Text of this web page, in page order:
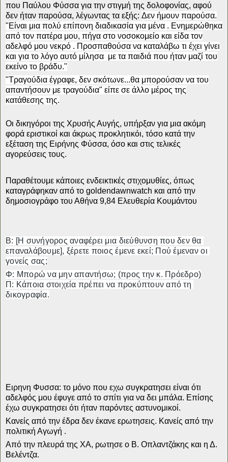
που Παύλου Φύσσα για την στιγμή της δολοφονίας, αφού
δεν ήταν παρούσα, λέγωντας τα εξής: Δεν ήμουν παρούσα.
"Είναι μια πολύ επίπονη διαδικασία για μένα . Ενημερώθηκα
από τον πατέρα μου, πήγα στο νοσοκομείο και είδα τον
αδελφό μου νεκρό . Προσπαθούσα να καταλάβω τι έχει γίνει
και για το λόγο αυτό μίλησα με τα παιδιά που ήταν μαζί του
εκείνο το βράδυ."
"Τραγούδια έγραφε, δεν σκότωνε...θα μπορούσαν να του
απαντήσουν με τραγούδια" είπε σε άλλο μέρος της
κατάθεσης της.
Οι δικηγόροι της Χρυσής Αυγής, υπήρξαν για μια ακόμη
φορά εριστικοί και άκρως προκλητικόι, τόσο κατά την
εξέταση της Ειρήνης Φύσσα, όσο και στις τελικές
αγορεύσεις τους.
Παραθέτουμε κάποιες ενδεικτικές στιχομυθίες, όπως
καταγράφηκαν από το goldendawnwatch και από την
δημοσιογράφο του Αθήνα 9,84 Ελευθερία Κουμάντου
Β: [Η συνήγορος αναφέρει μια διεύθυνση που δεν θα
επαναλάβουμε], ξέρετε ποιος έμενε εκεί; Πού έμεναν οι
γονείς σας;
Φ: Μπορώ να μην απαντήσω; (προς την κ. Πρόεδρο)
Π: Κάποια στοιχεία πρέπει να προκύπτουν από τη
δικογραφία.
Ειρηνη Φυσσα: το μόνο που εχω συγκρατησει είναι ότι
αδελφός μου έφυγε από το σπίτι για να δει μπάλα. Επίσης
έχω συγκρατησει ότι ήταν παρόντες αστυνομικοί.
Κανείς από την έδρα δεν έκανε ερωτησεις. Κανείς από την
πολιτική Αγωγή .
Από την πλευρά της ΧΑ, ρωτησε ο Β. Οπλαντζάκης και η Δ.
Βελέντζα.